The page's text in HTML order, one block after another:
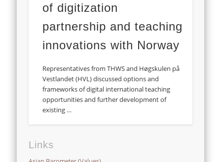
of digitization
partnership and teaching
innovations with Norway
Representatives from THWS and Høgskulen på
Vestlandet (HVL) discussed options and
frameworks of digital international teaching
opportunities and further development of
existing …
Links